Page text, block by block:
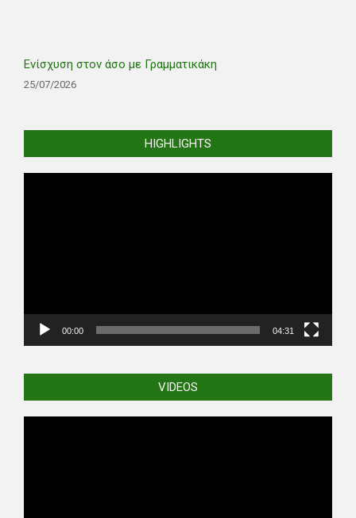
Ενίσχυση στον άσο με Γραμματικάκη
25/07/2026
HIGHLIGHTS
00:00 04:31
VIDEOS